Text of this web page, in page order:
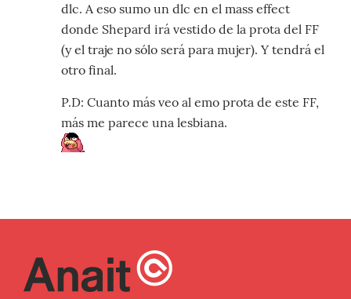
dlc. A eso sumo un dlc en el mass effect
donde Shepard irá vestido de la prota del FF
(y el traje no sólo será para mujer). Y tendrá el
otro final.
P.D: Cuanto más veo al emo prota de este FF,
más me parece una lesbiana.